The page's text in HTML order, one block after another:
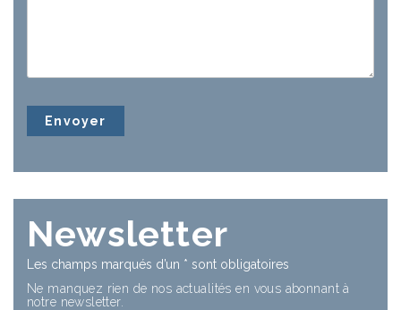
Newsletter
Les champs marqués d’un * sont obligatoires
Ne manquez rien de nos actualités en vous abonnant à
notre newsletter.